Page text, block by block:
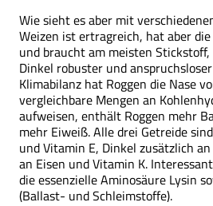
Wie sieht es aber mit
Weizen ist ertragreich, hat aber
und braucht am meisten
Dinkel robuster und
Klimabilanz hat Roggen die Nase
vergleichbare Mengen an
aufweisen, enthält Roggen mehr
mehr Eiweiß. Alle drei Getreide
und Vitamin E, Dinkel zusätzlich
an Eisen und Vitamin K.
die essenzielle Aminosäure Lysin
(Ballast- und Schleimstoffe).